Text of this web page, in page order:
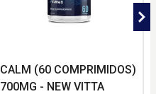
CALM (60 COMPRIMIDOS)
700MG - NEW VITTA